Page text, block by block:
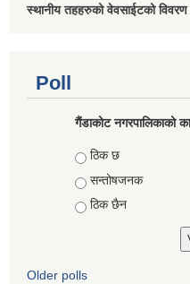
स्थानीय तहहरुको वेवसाईटको विवरण
Poll
गैंडाकोट नगरपालिकाको
Choices
ठिक छ
सन्तोषजनक
ठिक छैन
Older polls